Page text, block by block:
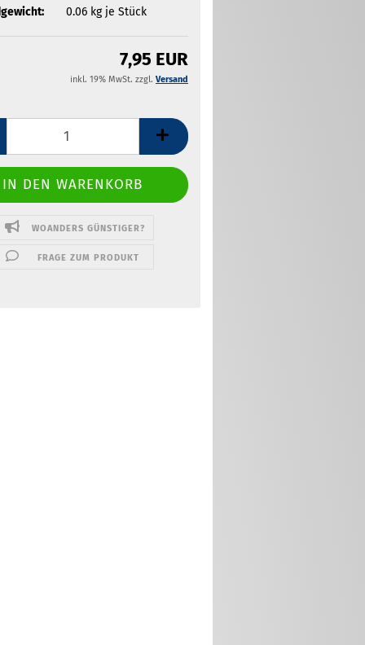
0.06kg je Stück
7,95 EUR
inkl. 19% MwSt. zzgl. Versand
WOANDERS GÜNSTIGER?
FRAGE ZUM PRODUKT